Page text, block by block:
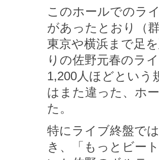
このホールでのラ
があったとおり（
東京や横浜まで足
りの佐野元春のラ
1,200人ほどという
はまた違った、ホ
た。
特にライブ終盤で
き、「もっとビー